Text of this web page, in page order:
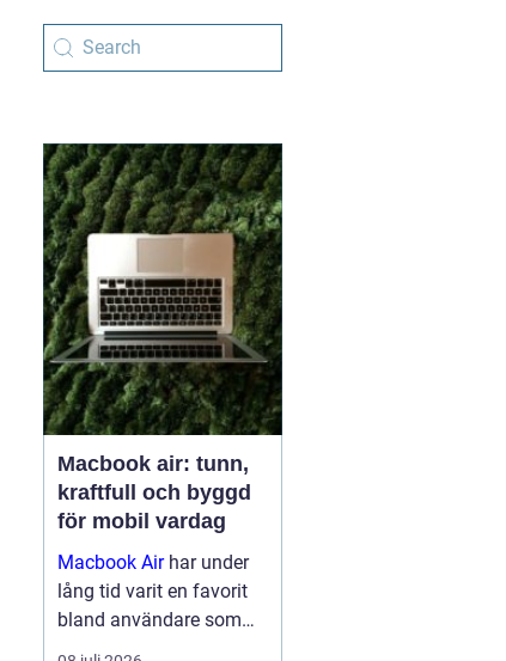
Macbook air: tunn,
kraftfull och byggd
för mobil vardag
Macbook Airhar under
lång tid varit en favorit
bland användare som
vill ha en lätt, smidig och